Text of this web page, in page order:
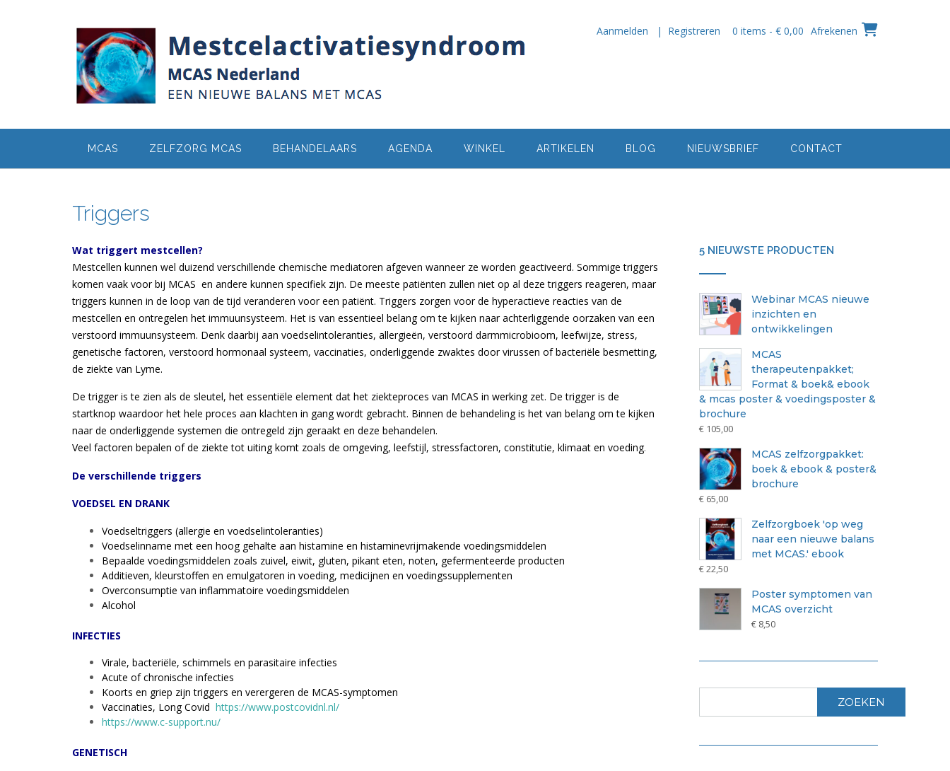
Aanmelden | Registreren 0 items - € 0,00 Afrekenen
MCAS ZELFZORG MCAS BEHANDELAARS AGENDA WINKEL ARTIKELEN BLOG NIEUWSBRIEF CONTACT
Triggers
Wat triggert mestcellen?
Mestcellen kunnen wel duizend verschillende chemische mediatoren afgeven wanneer ze worden geactiveerd. Sommige triggers
komen vaak voor bij MCAS en andere kunnen specifiek zijn. De meeste patiënten zullen niet op al deze triggers reageren, maar
triggers kunnen in de loop van de tijd veranderen voor een patiënt. Triggers zorgen voor de hyperactieve reacties van de
mestcellen en ontregelen het immuunsysteem. Het is van essentieel belang om te kijken naar achterliggende oorzaken van een
verstoord immuunsysteem. Denk daarbij aan voedselintoleranties, allergieën, verstoord darmmicrobioom, leefwijze, stress,
genetische factoren, verstoord hormonaal systeem, vaccinaties, onderliggende zwaktes door virussen of bacteriële besmetting,
de ziekte van Lyme.
De trigger is te zien als de sleutel, het essentiële element dat het ziekteproces van MCAS in werking zet. De trigger is de
startknop waardoor het hele proces aan klachten in gang wordt gebracht. Binnen de behandeling is het van belang om te kijken
naar de onderliggende systemen die ontregeld zijn geraakt en deze behandelen.
Veel factoren bepalen of de ziekte tot uiting komt zoals de omgeving, leefstijl, stressfactoren, constitutie, klimaat en voeding.
De verschillende triggers
VOEDSEL EN DRANK
Voedseltriggers (allergie en voedselintoleranties)
Voedselinname met een hoog gehalte aan histamine en histaminevrijmakende voedingsmiddelen
Bepaalde voedingsmiddelen zoals zuivel, eiwit, gluten, pikant eten, noten, gefermenteerde producten
Additieven, kleurstoffen en emulgatoren in voeding, medicijnen en voedingssupplementen
Overconsumptie van inflammatoire voedingsmiddelen
Alcohol
INFECTIES
Virale, bacteriële, schimmels en parasitaire infecties
Acute of chronische infecties
Koorts en griep zijn triggers en verergeren de MCAS-symptomen
Vaccinaties, Long Covid https://www.postcovidnl.nl/
https://www.c-support.nu/
GENETISCH
5 NIEUWSTE PRODUCTEN
Webinar MCAS nieuwe
inzichten en
ontwikkelingen
MCAS
therapeutenpakket;
Format & boek& ebook
& mcas poster & voedingsposter &
brochure
€105,00
MCAS zelfzorgpakket:
boek & ebook & poster&
brochure
€65,00
Zelfzorgboek 'op weg
naar een nieuwe balans
met MCAS.' ebook
€22,50
Poster symptomen van
MCAS overzicht
€8,50
ZOEKEN